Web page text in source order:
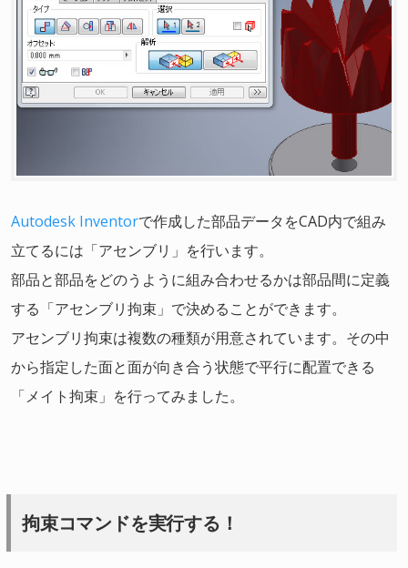
Autodesk Inventorで作成した部品データをCAD内で組み
立てるには「アセンブリ」を行います。
部品と部品をどのうように組み合わせるかは部品間に定義
する「アセンブリ拘束」で決めることができます。
アセンブリ拘束は複数の種類が用意されています。その中
から指定した面と面が向き合う状態で平行に配置できる
「メイト拘束」を行ってみました。
拘束コマンドを実行する！